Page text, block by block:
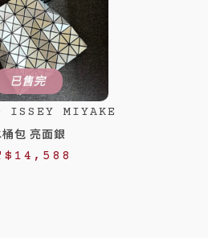
已售完
ISSEY MIYAKE
包 亮面銀
14,588